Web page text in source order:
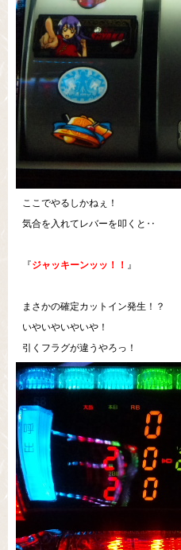
ここでやるしかねぇ！
気合を入れてレバーを叩くと‥
『ジャッキーンッッ！！ 』
まさかの確定カットイン発生！？
いやいやいやいや！
引くフラグが違うやろっ！